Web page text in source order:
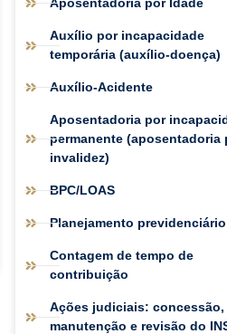
Auxílio por incapacidade
temporária (auxílio-doença)
Auxílio-Acidente
Aposentadoria por
permanente (aposentadoria
invalidez)
BPC/LOAS
Planejamento previdenciário
Contagem de tempo de
contribuição
Ações judiciais: concessão,
manutenção e revisão do